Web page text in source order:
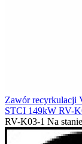
Zawór recyrkulacji
STCI 149kW RV-
RV-K03-1 Na stanie